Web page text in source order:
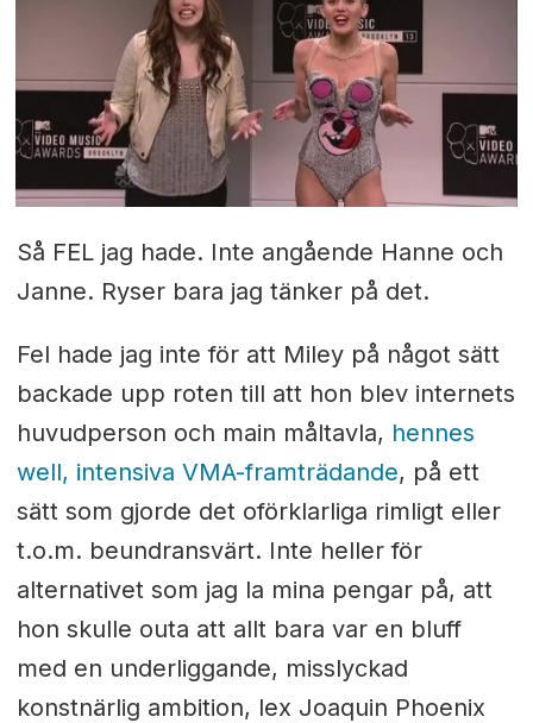
Så FEL jag hade. Inte angående Hanne och
Janne. Ryser bara jag tänker på det.
Fel hade jag inte för att Miley på något sätt
backade upp roten till att hon blev internets
huvudperson och main måltavla, hennes
well, intensiva VMA-framträdande, på ett
sätt som gjorde det oförklarliga rimligt eller
t.o.m. beundransvärt. Inte heller för
alternativet som jag la mina pengar på, att
hon skulle outa att allt bara var en bluff
med en underliggande, misslyckad
konstnärlig ambition, lex Joaquin Phoenix